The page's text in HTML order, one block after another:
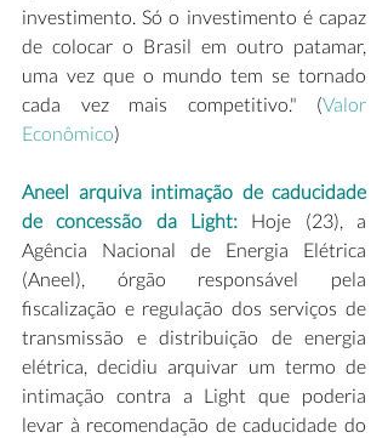
investimento. Só o investimento é capaz
de colocar o Brasil em outro patamar,
uma vez que o mundo tem se tornado
cada vez mais competitivo." (Valor
Econômico)
Aneel arquiva intimação de caducidade
de concessão da Light: Hoje (23), a
Agência Nacional de Energia Elétrica
(Aneel), órgão responsável pela
fiscalização e regulação dos serviços de
transmissão e distribuição de energia
elétrica, decidiu arquivar um termo de
intimação contra a Light que poderia
levar à recomendação de caducidade do